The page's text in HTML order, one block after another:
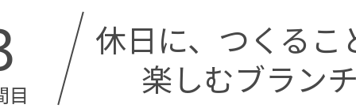
目
休日に、つくるこ
楽しむブランチ